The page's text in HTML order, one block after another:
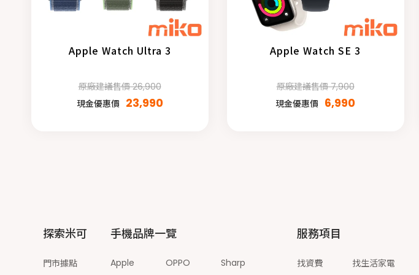
Apple Watch Ultra 3
原廠建議售價 26,900
現金優惠價 23,990
Apple Watch SE 3
原廠建議售價 7,900
現金優惠價 6,990
探索米可
門市據點
手機品牌一覽
Apple OPPO Sharp
服務項目
找資費 找生活家電